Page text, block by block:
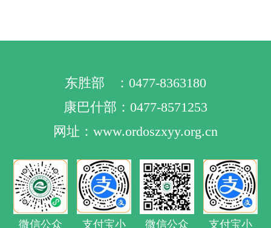
东胜部 ：0477-8363180
康巴什部：0477-8571253
网址：www.ordoszxyy.org.cn
微信公众 支付宝小 微信公众 支付宝小